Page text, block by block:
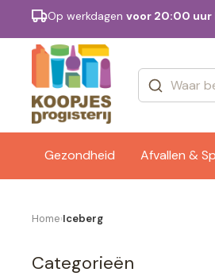
Op werkdagen voor 20:00
Gezondheid Afvallen &
Merken
Home›Iceberg
Categorieën